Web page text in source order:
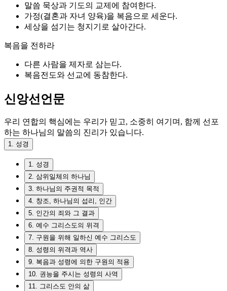
말씀 묵상과 기도의 교제에 참여한다.
가정(결혼과 자녀 양육)을 복음으로 세운다.
세상을 섬기는 청지기로 살아간다.
복음을 전하라
다른 사람을 제자로 삼는다.
복음전도와 선교에 동참한다.
신앙선언문
우리 연합의 핵심에는 우리가 믿고, 소중히 여기며, 함께 선포
하는 하나님의 말씀의 진리가 있습니다.
1. 성경
1. 성경
2. 삼위일체의 하나님
3. 하나님의 주권적 목적
4. 창조, 하나님의 섭리, 인간
5. 인간의 죄와 그 결과
6. 예수 그리스도의 위격
7. 구원을 위해 일하신 예수 그리스도
8. 성령의 위격과 역사
9. 복음과 성령에 의한 구원의 적용
10. 권능을 주시는 성령의 사역
11. 그리스도 안의 삶